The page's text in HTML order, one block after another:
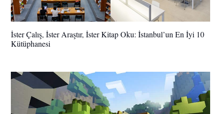
İster Çalış, İster Araştır, İster Kitap Oku: İstanbul’un En İyi 10
Kütüphanesi